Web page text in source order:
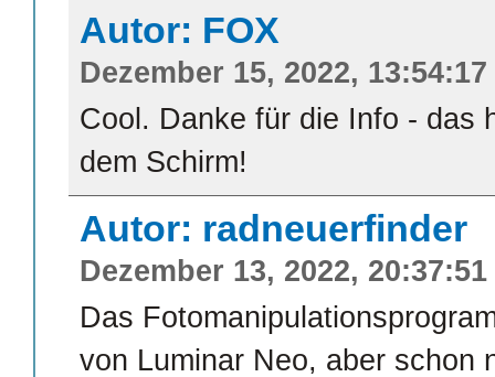
Autor: FOX
Dezember 15, 2022, 13:54:17
Cool. Danke für die Info - das
dem Schirm!
Autor: radneuerfinder
Dezember 13, 2022, 20:37:51
Das
von Luminar Neo, aber schon